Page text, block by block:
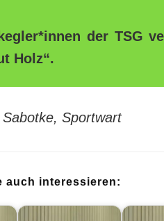
der TSG
Holz“.
Sportwart
auch interessieren: